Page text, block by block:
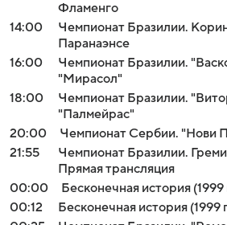
Фламенго
14:00
Чемпионат Бразилии.
Паранаэнсе
16:00
Чемпионат Бразилии.
"Мирасол"
18:00
Чемпионат Бразилии.
"Палмейрас"
20:00
Чемпионат Сербии. "Нови
21:55
Чемпионат Бразилии.
Прямая трансляция
00:00
Бесконечная история (1999
00:12
Бесконечная история (1999